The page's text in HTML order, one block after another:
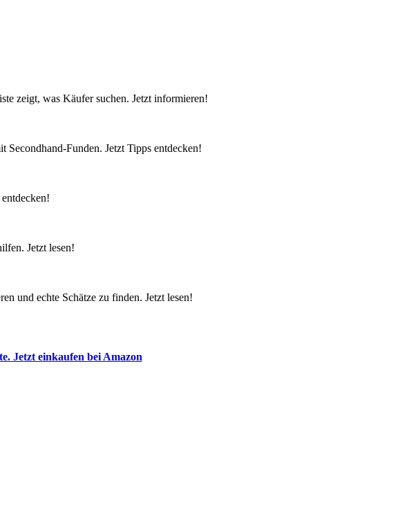
zeigt, was Käufer suchen. Jetzt informieren!
Funden. Jetzt Tipps entdecken!
Jetzt lesen!
und echte Schätze zu finden. Jetzt lesen!
Jetzt einkaufen bei Amazon